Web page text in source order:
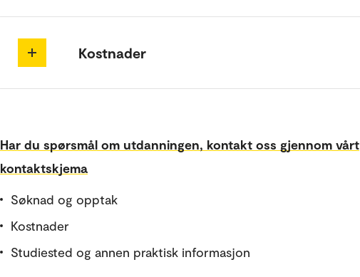
Kostnader
Har du spørsmål om utdanningen, kontakt oss gjennom vårt
kontaktskjema
Søknad og opptak
Kostnader
Studiested og annen praktisk informasjon